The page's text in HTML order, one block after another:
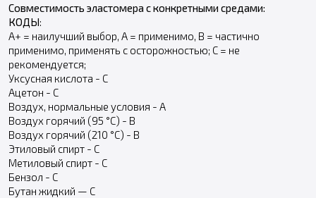
Совместимость эластомера с конкретными средами:
КОДЫ:
А+ = наилучший выбор, А = применимо, В = частично
применимо, применять с осторожностью; С = не
рекомендуется;
Уксусная кислота - С
Ацетон - С
Воздух, нормальные условия - А
Воздух горячий (95 °С) - В
Воздух горячий (210 °С) - В
Этиловый спирт - С
Метиловый спирт - С
Бензол - С
Бутан жидкий — С